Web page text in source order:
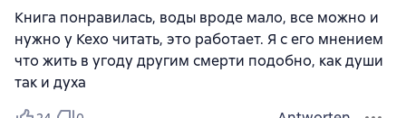
Книга понравилась, воды вроде мало, все можно и
нужно у Кехо читать, это работает. Я с его мнением
что жить в угоду другим смерти подобно, как души
так и духа